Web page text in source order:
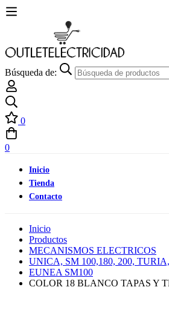
Búsqueda de:
0
0
Inicio
Tienda
Contacto
Inicio
Productos
MECANISMOS ELECTRICOS
UNICA, SM 100,180, 200,
EUNEA SM100
COLOR 18 BLANCO TAPAS Y